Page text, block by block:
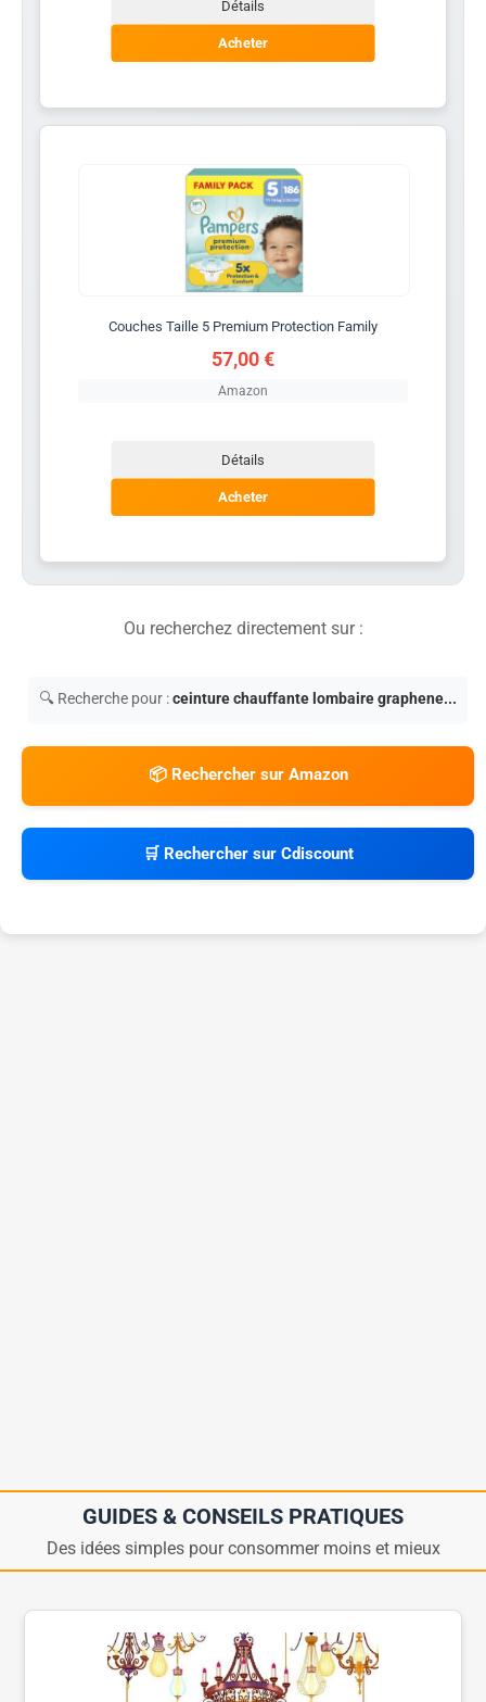
Détails
Acheter
Couches Taille 5 Premium Protection Family
57,00 €
Amazon
Détails
Acheter
Ou recherchez directement sur :
🔍 Recherche pour :ceinture chauffante lombaire graphene...
📦 Rechercher sur Amazon
🛒 Rechercher sur Cdiscount
GUIDES & CONSEILS PRATIQUES
Des idées simples pour consommer moins et mieux